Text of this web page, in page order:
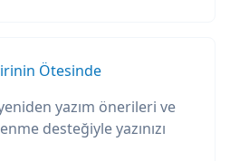
Ötesinde
yazım önerileri ve
desteğiyle yazınızı